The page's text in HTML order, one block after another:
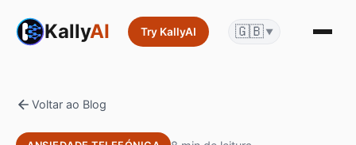
KallyAI Try KallyAI 🇬🇧 ▼
Voltar ao Blog